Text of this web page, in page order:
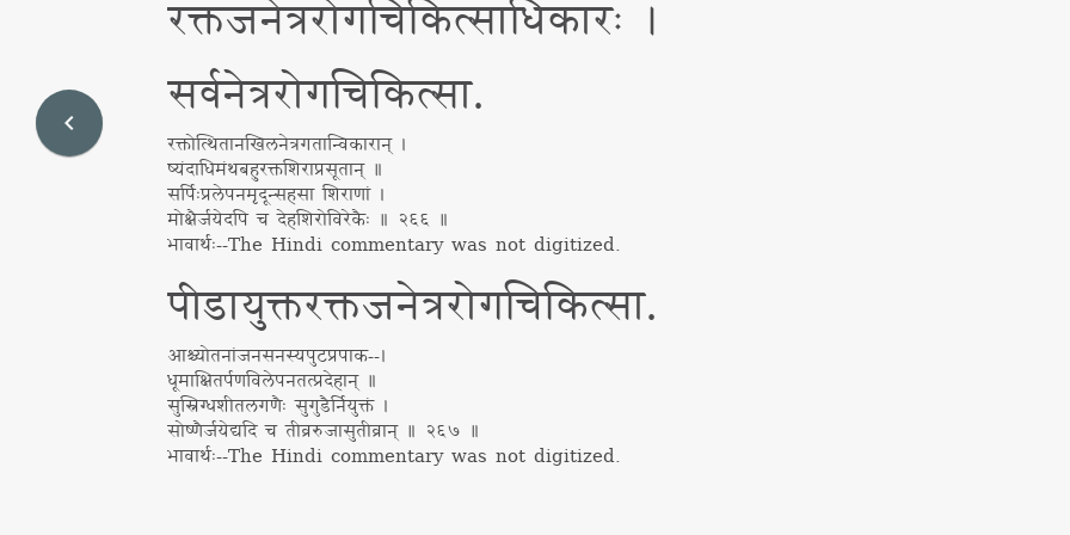
navigate_before
रक्तजनेत्ररोगचिकित्साधिकारः ।
सर्वनेत्ररोगचिकित्सा.
रक्तोत्थितानखिलनेत्रगतान्विकारान् ।
ष्यंदाधिमंथबहुरक्तशिराप्रसूतान् ॥
सर्पिःप्रलेपनमृदून्सहसा शिराणां ।
मोक्षैर्जयेदपि च देहशिरोविरेकैः ॥ २६६ ॥
भावार्थः--The Hindi commentary was not digitized.
पीडायुक्तरक्तजनेत्ररोगचिकित्सा.
आश्च्योतनांजनसनस्यपुटप्रपाक--।
धूमाक्षितर्पणविलेपनतत्प्रदेहान् ॥
सुस्निग्धशीतलगणैः सुगुडैर्नियुक्तं ।
सोष्णैर्जयेद्यदि च तीव्ररुजासुतीव्रान् ॥ २६७ ॥
भावार्थः--The Hindi commentary was not digitized.